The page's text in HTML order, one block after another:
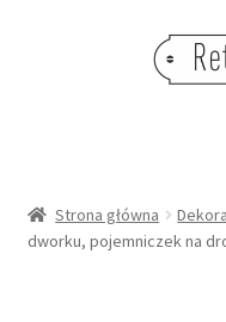
OBRAZY
Strona główna
dworku, pojemniczek na